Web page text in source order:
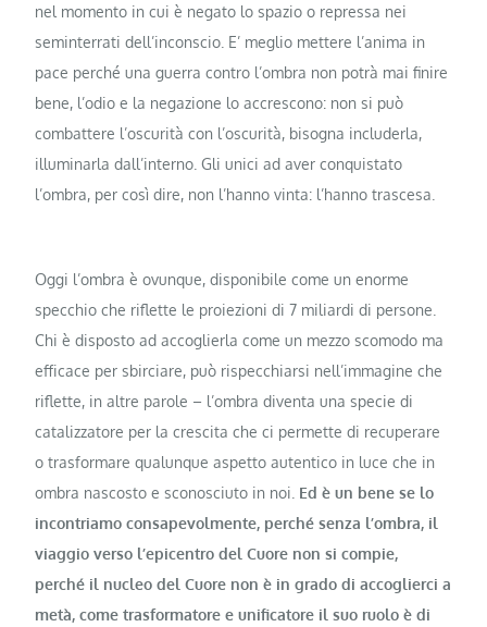
nel momento in cui è negato lo spazio o repressa nei
seminterrati dell’inconscio. E’ meglio mettere l’anima in
pace perché una guerra contro l’ombra non potrà mai finire
bene, l’odio e la negazione lo accrescono: non si può
combattere l’oscurità con l’oscurità, bisogna includerla,
illuminarla dall’interno. Gli unici ad aver conquistato
l’ombra, per così dire, non l’hanno vinta: l’hanno trascesa.
Oggi l’ombra è ovunque, disponibile come un enorme
specchio che riflette le proiezioni di 7 miliardi di persone.
Chi è disposto ad accoglierla come un mezzo scomodo ma
efficace per sbirciare, può rispecchiarsi nell’immagine che
riflette, in altre parole – l’ombra diventa una specie di
catalizzatore per la crescita che ci permette di recuperare
o trasformare qualunque aspetto autentico in luce che in
ombra nascosto e sconosciuto in noi. Ed è un bene se lo
incontriamo consapevolmente, perché senza l’ombra, il
viaggio verso l’epicentro del Cuore non si compie,
perché il nucleo del Cuore non è in grado di accoglierci a
metà, come trasformatore e unificatore il suo ruolo è di